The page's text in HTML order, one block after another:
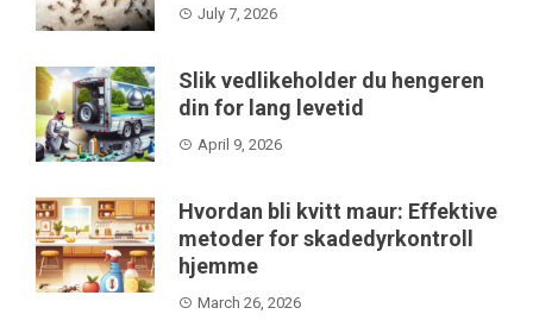
July 7, 2026
Slik vedlikeholder du hengeren
din for lang levetid
April 9, 2026
Hvordan bli kvitt maur: Effektive
metoder for skadedyrkontroll
hjemme
March 26, 2026